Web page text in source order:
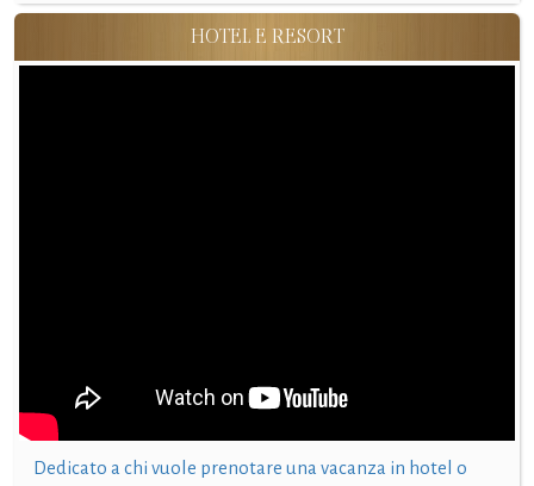
HOTEL E RESORT
Dedicato a chi vuole prenotare una vacanza in hotel o